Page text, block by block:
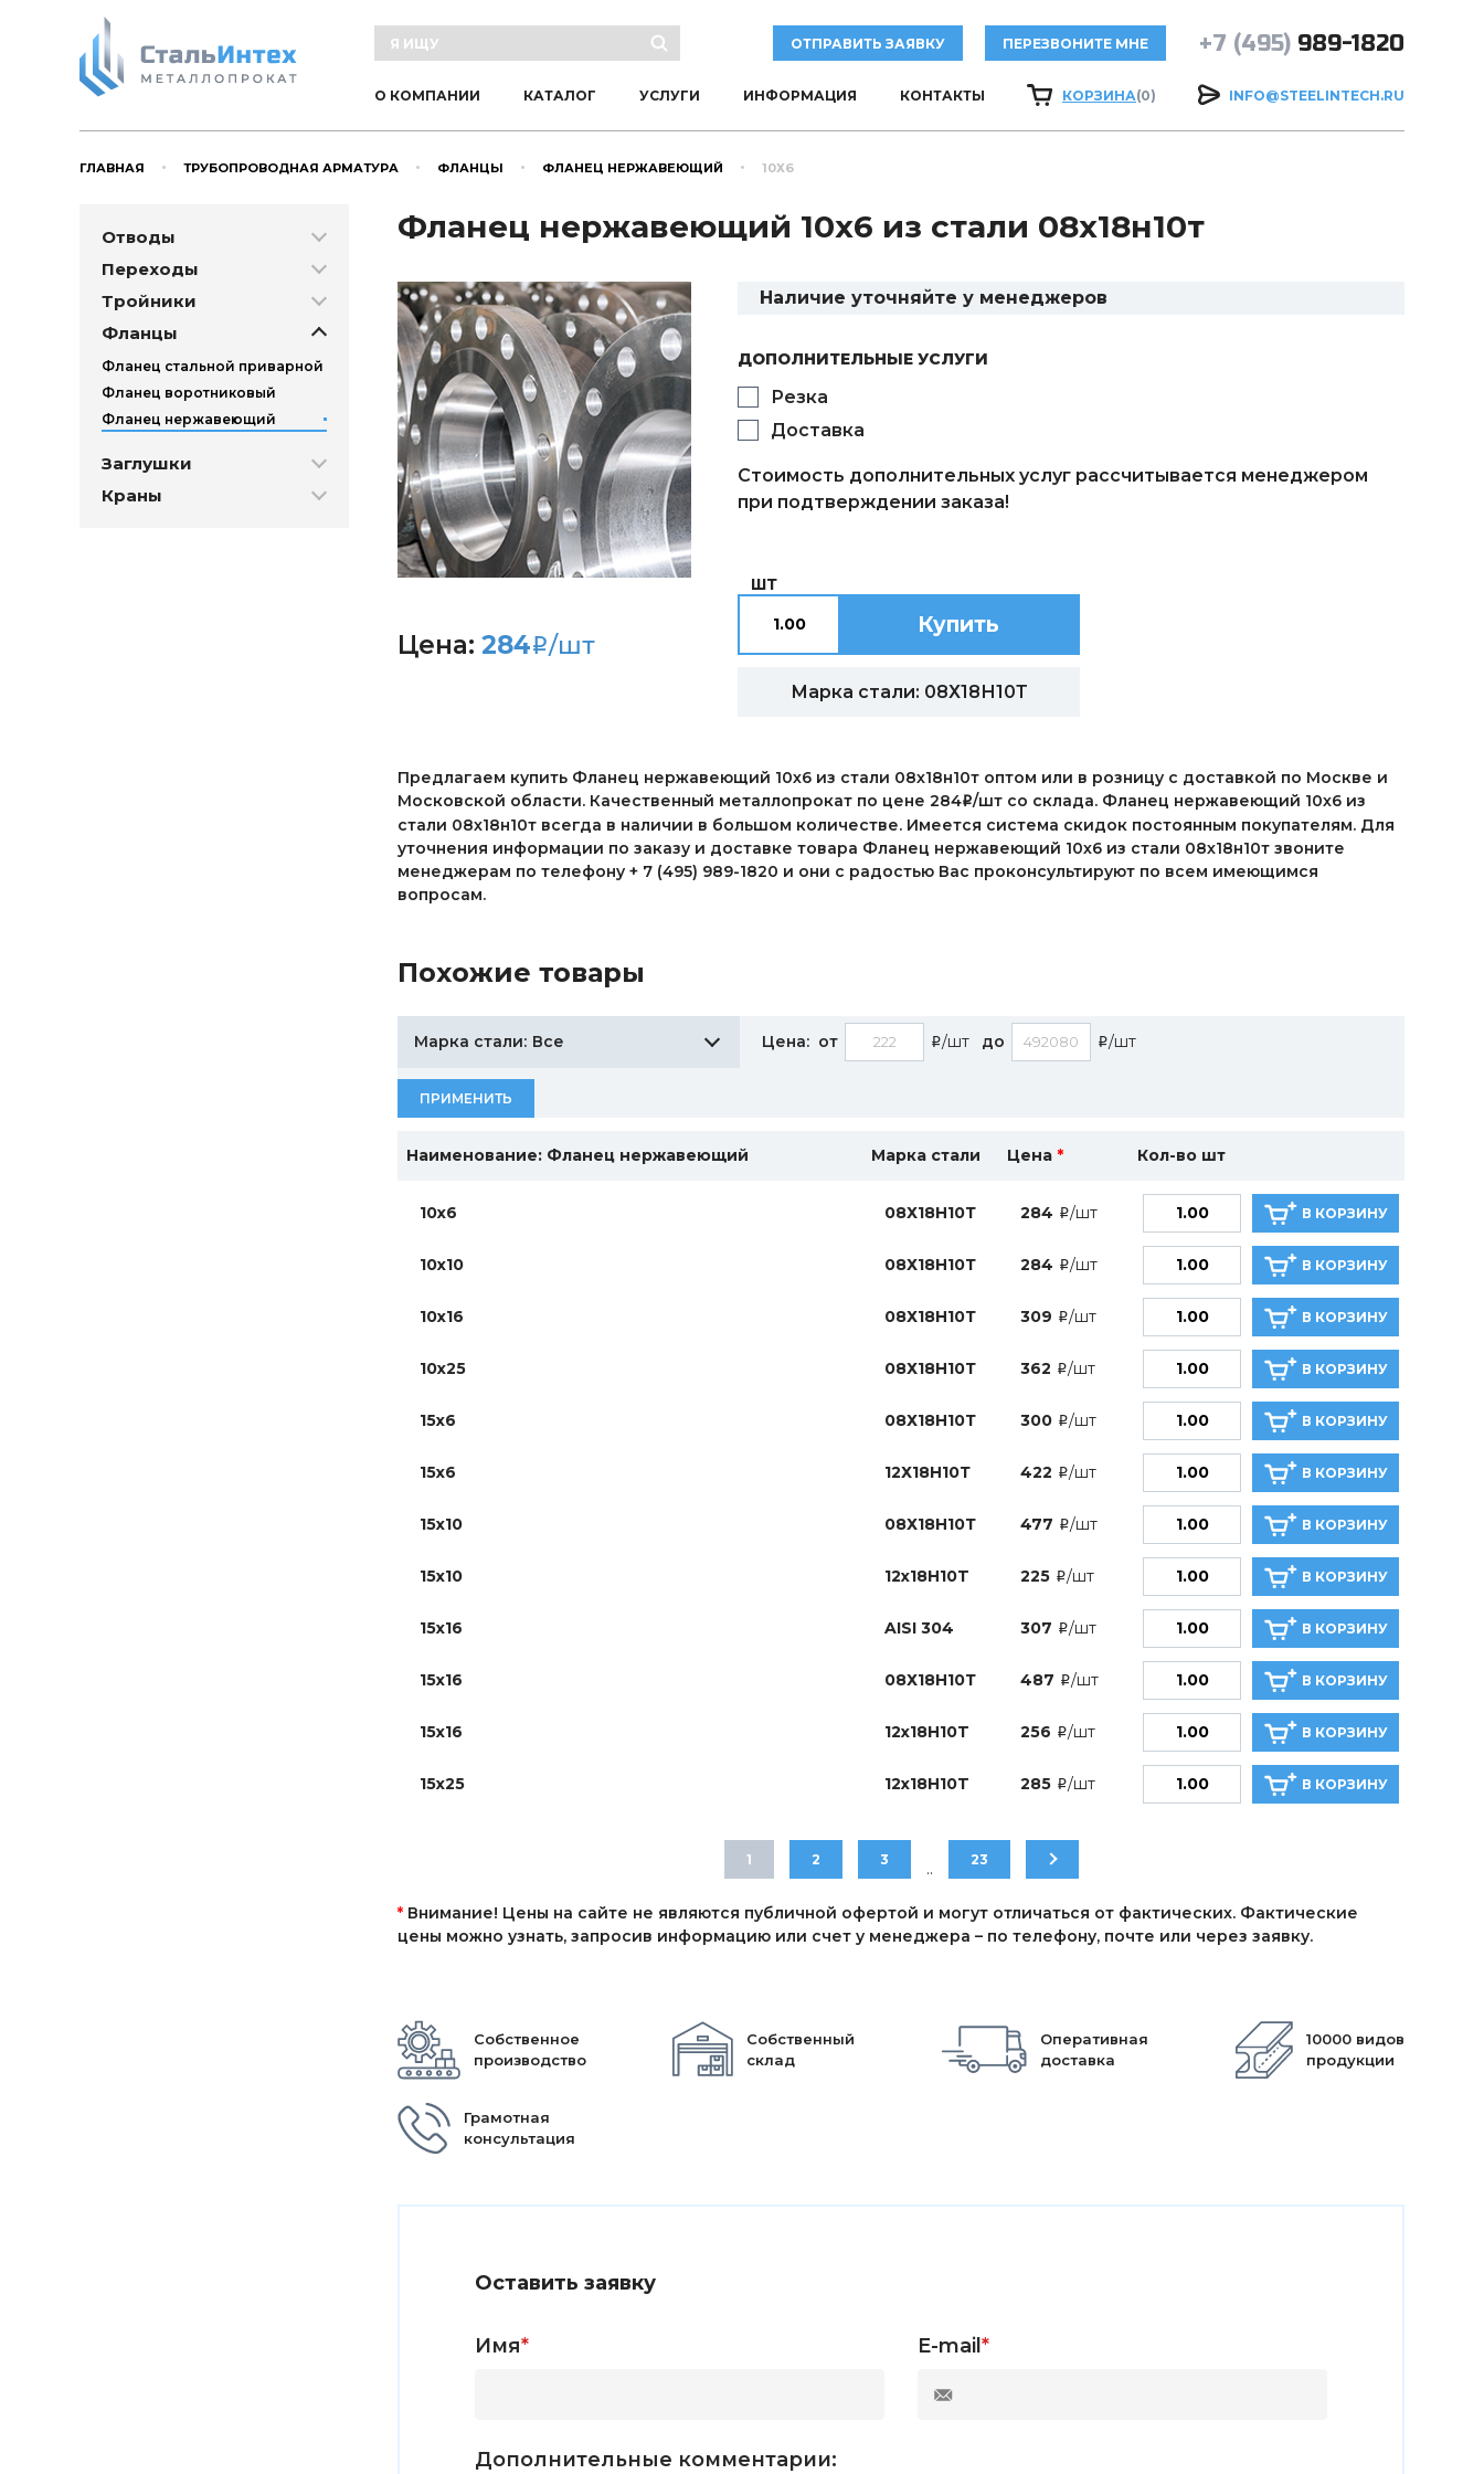
ОТПРАВИТЬ ЗАЯВКУ ПЕРЕЗВОНИТЕ МНЕ +7 (495) 989-1820
О КОМПАНИИ КАТАЛОГ УСЛУГИ ИНФОРМАЦИЯ КОНТАКТЫ КОРЗИНА(0) INFO@STEELINTECH.RU
ГЛАВНАЯ ТРУБОПРОВОДНАЯ АРМАТУРА ФЛАНЦЫ ФЛАНЕЦ НЕРЖАВЕЮЩИЙ 10Х6
Отводы
Переходы
Тройники
Фланцы
Фланец стальной приварной
Фланец воротниковый
Фланец нержавеющий
Заглушки
Краны
Фланец нержавеющий 10х6 из стали 08х18н10т
Наличие уточняйте у менеджеров
ДОПОЛНИТЕЛЬНЫЕ УСЛУГИ
Резка
Доставка
Стоимость дополнительных услуг рассчитывается менеджером
при подтверждении заказа!
Цена: 284i/шт
ШТ
Купить
Марка стали: 08Х18Н10Т
Предлагаем купить Фланец нержавеющий 10х6 из стали 08х18н10т оптом или в розницу с доставкой по Москве и
Московской области. Качественный металлопрокат по цене 284i/шт со склада. Фланец нержавеющий 10х6 из
стали 08х18н10т всегда в наличии в большом количестве. Имеется система скидок постоянным покупателям. Для
уточнения информации по заказу и доставке товара Фланец нержавеющий 10х6 из стали 08х18н10т звоните
менеджерам по телефону + 7 (495) 989-1820 и они с радостью Вас проконсультируют по всем имеющимся
вопросам.
Похожие товары
Марка стали: Все Цена: от i/шт до i/шт
ПРИМЕНИТЬ
Наименование: Фланец нержавеющий Марка стали Цена * Кол-во шт
10х6 08Х18Н10Т 284 i/шт В КОРЗИНУ
10х10 08Х18Н10Т 284 i/шт В КОРЗИНУ
10х16 08Х18Н10Т 309 i/шт В КОРЗИНУ
10х25 08Х18Н10Т 362 i/шт В КОРЗИНУ
15х6 08Х18Н10Т 300 i/шт В КОРЗИНУ
15х6 12Х18Н10Т 422 i/шт В КОРЗИНУ
15х10 08Х18Н10Т 477 i/шт В КОРЗИНУ
15х10 12х18Н10T 225 i/шт В КОРЗИНУ
15х16 AISI 304 307 i/шт В КОРЗИНУ
15х16 08Х18Н10Т 487 i/шт В КОРЗИНУ
15х16 12х18Н10T 256 i/шт В КОРЗИНУ
15х25 12х18Н10T 285 i/шт В КОРЗИНУ
1 2 3 .. 23
* Внимание! Цены на сайте не являются публичной офертой и могут отличаться от фактических. Фактические
цены можно узнать, запросив информацию или счет у менеджера – по телефону, почте или через заявку.
Собственное
производство
Собственный
склад
Оперативная
доставка
10000 видов
продукции
Грамотная
консультация
Оставить заявку
Имя* E-mail*
Дополнительные комментарии: